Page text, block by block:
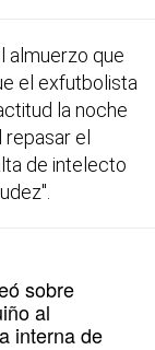
almuerzo que
el exfutbolista
la noche
el
de intelecto
sobre
al
interna de